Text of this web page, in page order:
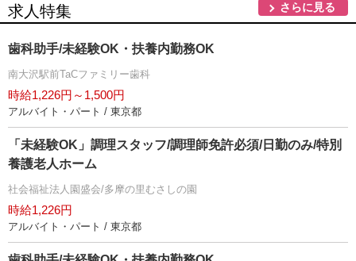
求人特集 さらに見る
歯科助手/未経験OK・扶養内勤務OK
南大沢駅前TaCファミリー歯科
時給1,226円～1,500円
アルバイト・パート / 東京都
「未経験OK」調理スタッフ/調理師免許必須/日勤のみ/特別
養護老人ホーム
社会福祉法人園盛会/多摩の里むさしの園
時給1,226円
アルバイト・パート / 東京都